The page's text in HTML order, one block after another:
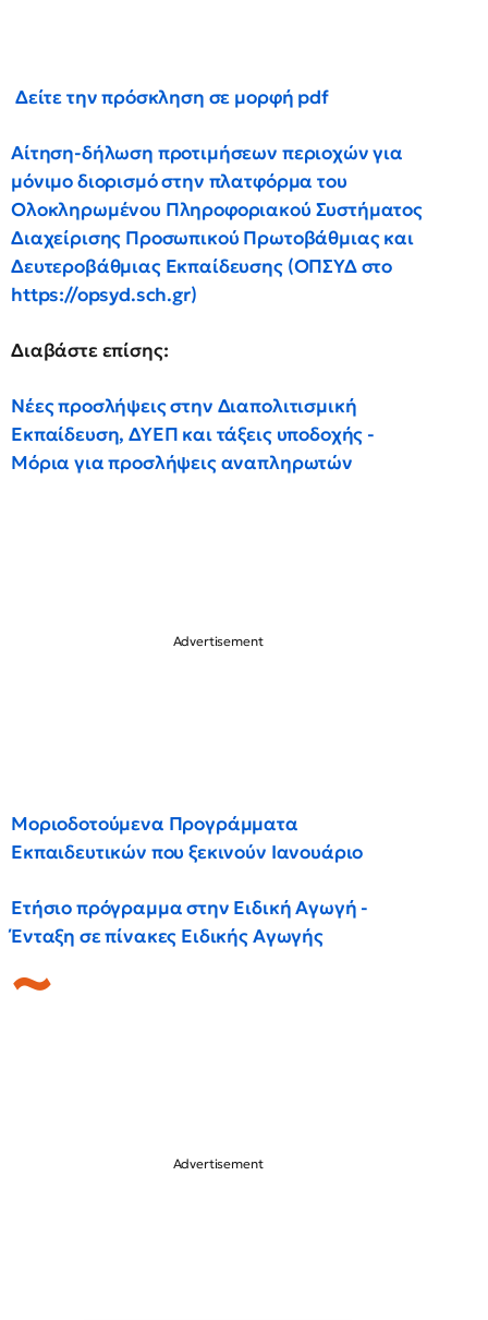
Δείτε την πρόσκληση σε μορφή pdf
Αίτηση-δήλωση προτιμήσεων περιοχών για
μόνιμο διορισμό στην πλατφόρμα του
Ολοκληρωμένου Πληροφοριακού Συστήματος
Διαχείρισης Προσωπικού Πρωτοβάθμιας και
Δευτεροβάθμιας Εκπαίδευσης (ΟΠΣΥΔ στο
https://opsyd.sch.gr)
Διαβάστε επίσης:
Νέες προσλήψεις στην Διαπολιτισμική
Εκπαίδευση, ΔΥΕΠ και τάξεις υποδοχής -
Μόρια για προσλήψεις αναπληρωτών
Μοριοδοτούμενα Προγράμματα
Εκπαιδευτικών που ξεκινούν Ιανουάριο
Ετήσιο πρόγραμμα στην Ειδική Αγωγή -
Ένταξη σε πίνακες Ειδικής Αγωγής